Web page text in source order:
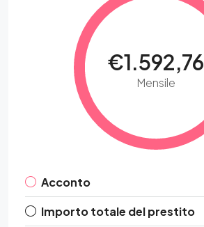
€1.592,76
Mensile
Acconto
Importo totale del prestito